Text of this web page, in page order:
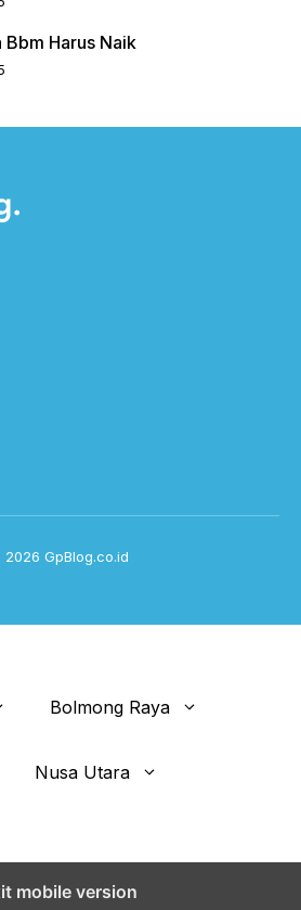
Bbm Harus Naik
GpBlog.co.id
Bolmong Raya
Nusa Utara
mobile version